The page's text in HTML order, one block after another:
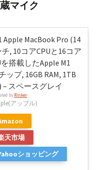
マイク
Apple MacBook Pro (14
, 10コアCPUと16コア
を搭載したApple M1
ップ, 16GB RAM, 1TB
– スペースグレイ
by Rinker
アップル)
天市場
ショッピング